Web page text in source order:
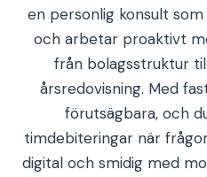
en personlig konsult
och arbetar proaktivt
från bolagsstruktur
årsredovisning. Med
förutsägbara, och
timdebiteringar när
digital och smidig med